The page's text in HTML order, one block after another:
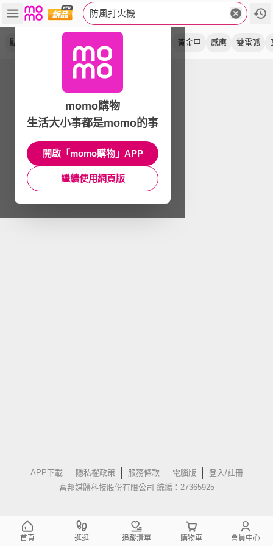
防風打火機
點火器 黃金甲 感應 雙電弧
APP下載 隱私權政策 服務條款 電腦版
登入/註冊
富邦媒體科技股份有限公司 統編：27365925
momo購物
生活大小事都是momo的事
開啟「momo購物」APP
繼續使用網頁版
首頁 逛逛 追蹤清單 購物車 會員中心